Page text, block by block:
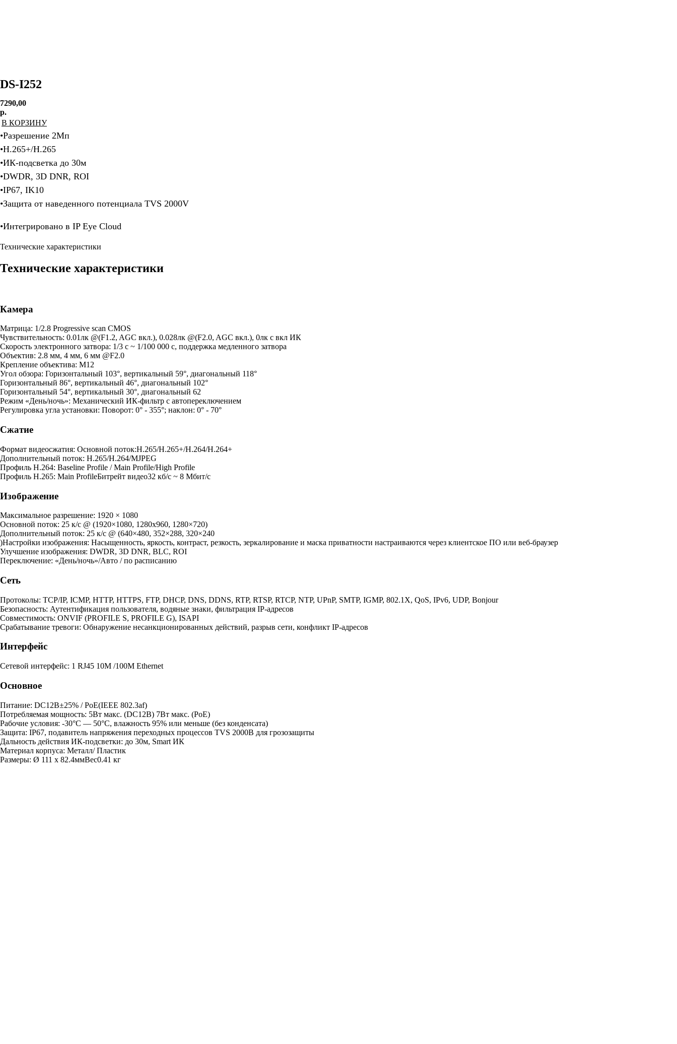
DS-I252
7290,00
р.
В КОРЗИНУ
•Разрешение 2Мп
•H.265+/H.265
•ИК-подсветка до 30м
•DWDR, 3D DNR, ROI
•IP67, IK10
•Защита от наведенного потенциала TVS 2000V
•Интегрировано в IP Eye Cloud
Технические характеристики
Технические характеристики
Камера
Матрица: 1/2.8 Progressive scan CMOS
Чувствительность: 0.01лк @(F1.2, AGC вкл.), 0.028лк @(F2.0, AGC вкл.), 0лк с вкл ИК
Скорость электронного затвора: 1/3 с ~ 1/100 000 с, поддержка медленного затвора
Объектив: 2.8 мм, 4 мм, 6 мм @F2.0
Крепление объектива: М12
Угол обзора: Горизонтальный 103°, вертикальный 59°, диагональный 118°
Горизонтальный 86°, вертикальный 46°, диагональный 102°
Горизонтальный 54°, вертикальный 30°, диагональный 62
Режим «День/ночь»: Механический ИК-фильтр с автопереключением
Регулировка угла установки: Поворот: 0° - 355°; наклон: 0° - 70°
Сжатие
Формат видеосжатия: Основной поток:H.265/H.265+/H.264/H.264+
Дополнительный поток: H.265/H.264/MJPEG
Профиль H.264: Baseline Profile / Main Profile/High Profile
Профиль H.265: Main ProfileБитрейт видео32 кб/с ~ 8 Мбит/с
Изображение
Максимальное разрешение: 1920 × 1080
Основной поток: 25 к/с @ (1920×1080, 1280х960, 1280×720)
Дополнительный поток: 25 к/с @ (640×480, 352×288, 320×240
)Настройки изображения: Насыщенность, яркость, контраст, резкость, зеркалирование и маска приватности настраиваются через клиентское ПО или веб-браузер
Улучшение изображения: DWDR, 3D DNR, BLC, ROI
Переключение: «День/ночь»/Авто / по расписанию
Сеть
Протоколы: TCP/IP, ICMP, HTTP, HTTPS, FTP, DHCP, DNS, DDNS, RTP, RTSP, RTCP, NTP, UPnP, SMTP, IGMP, 802.1X, QoS, IPv6, UDP, Bonjour
Безопасность: Аутентификация пользователя, водяные знаки, фильтрация IP-адресов
Совместимость: ONVIF (PROFILE S, PROFILE G), ISAPI
Срабатывание тревоги: Обнаружение несанкционированных действий, разрыв сети, конфликт IP-адресов
Интерфейс
Сетевой интерфейс: 1 RJ45 10M /100M Ethernet
Основное
Питание: DC12В±25% / PoE(IEEE 802.3af)
Потребляемая мощность: 5Вт макс. (DC12В) 7Вт макс. (PoE)
Рабочие условия: -30°С — 50°С, влажность 95% или меньше (без конденсата)
Защита: IP67, подавитель напряжения переходных процессов TVS 2000B для грозозащиты
Дальность действия ИК-подсветки: до 30м, Smart ИК
Материал корпуса: Металл/ Пластик
Размеры: Ø 111 х 82.4ммВес0.41 кг